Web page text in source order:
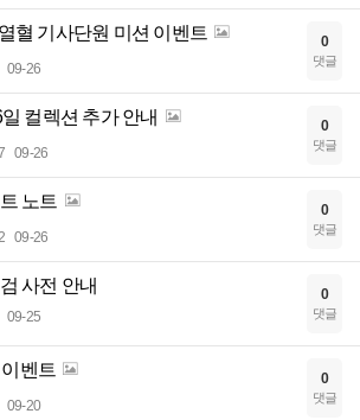
혈 기사단원 미션 이벤트
09-26
0
댓글
컬렉션 추가 안내
09-26
0
댓글
노트
09-26
0
댓글
사전 안내
09-25
0
댓글
벤트
09-20
0
댓글